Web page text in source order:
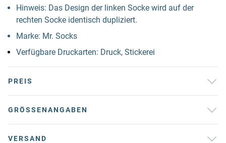
Hinweis: Das Design der linken Socke wird auf der
rechten Socke identisch dupliziert.
Marke: Mr. Socks
Verfügbare Druckarten: Druck, Stickerei
PREIS
GRÖSSENANGABEN
VERSAND